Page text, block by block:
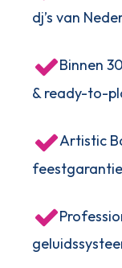
dj’s van
Binnen
& ready-to-
Artistic